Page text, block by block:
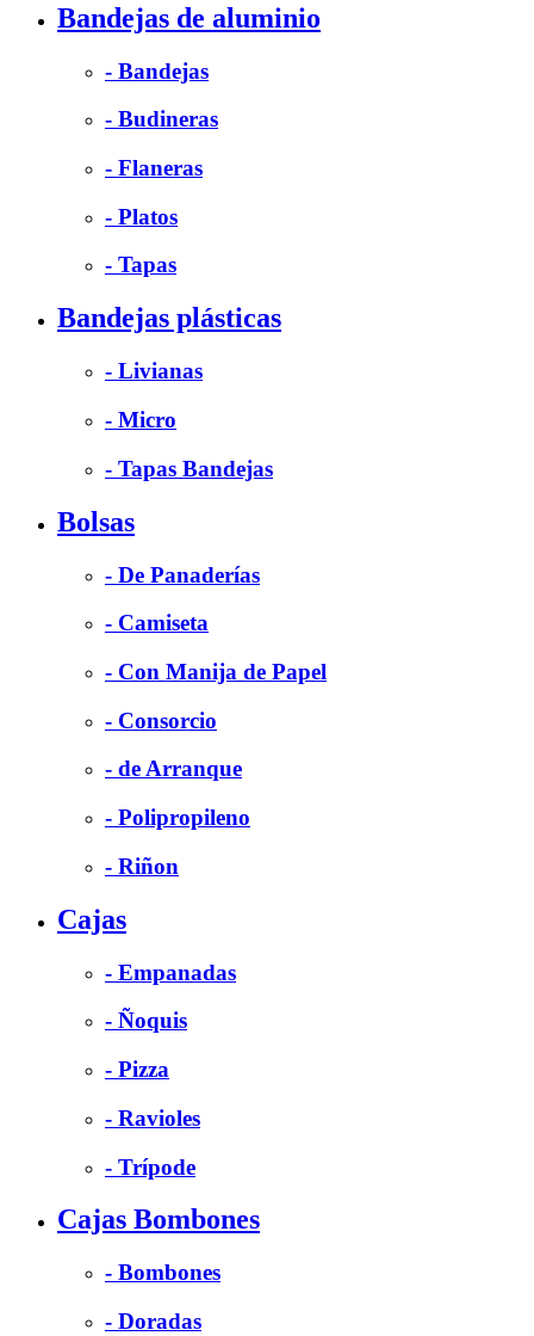
Bandejas de aluminio
- Bandejas
- Budineras
- Flaneras
- Platos
- Tapas
Bandejas plásticas
- Livianas
- Micro
- Tapas Bandejas
Bolsas
- De Panaderías
- Camiseta
- Con Manija de Papel
- Consorcio
- de Arranque
- Polipropileno
- Riñon
Cajas
- Empanadas
- Ñoquis
- Pizza
- Ravioles
- Trípode
Cajas Bombones
- Bombones
- Doradas